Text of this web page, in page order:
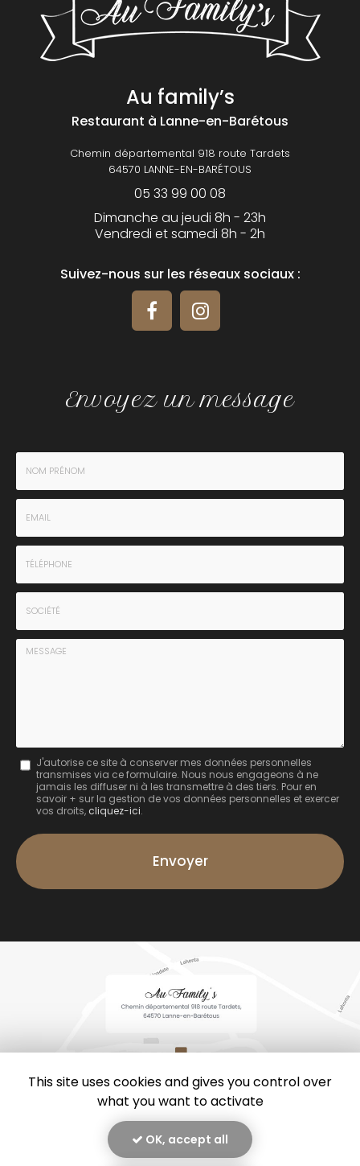
Au family’s
Restaurant à Lanne-en-Barétous
Chemin départemental 918 route Tardets
64570 LANNE-EN-BARÉTOUS
05 33 99 00 08
Dimanche au jeudi 8h - 23h
Vendredi et samedi 8h - 2h
Suivez-nous sur les réseaux sociaux :
Envoyez un message
Nom
Prénom
*
Email
*
Tél.
*
Société
Message
J'autorise ce site à conserver mes données personnelles
transmises via ce formulaire. Nous nous engageons à ne
jamais les diffuser ni à les transmettre à des tiers. Pour en
savoir + sur la gestion de vos données personnelles et exercer
vos droits, cliquez-ici.
Acceptation
RGPD
*
Envoyer
En savoir +
This site uses cookies and gives you control over
what you want to activate
OK, accept all